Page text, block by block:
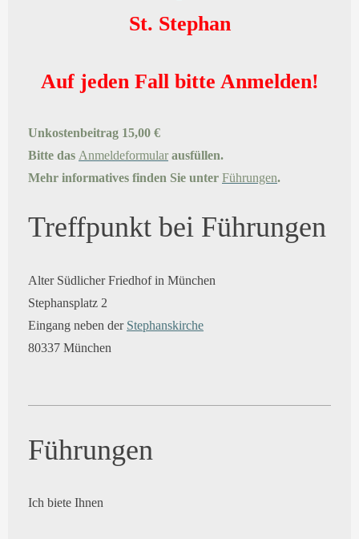
St. Stephan
Auf jeden Fall bitte Anmelden!
Unkostenbeitrag 15,00 €
Bitte das Anmeldeformular ausfüllen.
Mehr informatives finden Sie unter Führungen.
Treffpunkt bei Führungen
Alter Südlicher Friedhof in München
Stephansplatz 2
Eingang neben der Stephanskirche
80337 München
Führungen
Ich biete Ihnen